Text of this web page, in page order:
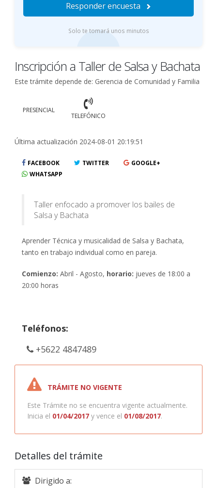
Responder encuesta
Solo te tomará unos minutos
Inscripción a Taller de Salsa y Bachata
Este trámite depende de: Gerencia de Comunidad y Familia
PRESENCIAL
TELEFÓNICO
Última actualización 2024-08-01 20:19:51
FACEBOOK TWITTER
GOOGLE+
WHATSAPP
Taller enfocado a promover los bailes de
Salsa y Bachata
Aprender Técnica y musicalidad de Salsa y Bachata,
tanto en trabajo individual como en pareja.
Comienzo: Abril - Agosto, horario: jueves de 18:00 a
20:00 horas
Teléfonos:
+5622 4847489
TRÁMITE NO VIGENTE
Este Trámite no se encuentra vigente actualmente.
Inicia el 01/04/2017 y vence el 01/08/2017.
Detalles del trámite
Dirigido a: